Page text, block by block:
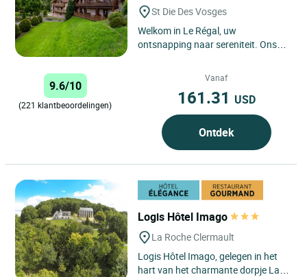
St Die Des Vosges
Welkom in Le Régal, uw
ontsnapping naar sereniteit. Ons
van de natuur, wordt omringd...
9.6/10
(221 klantbeoordelingen)
Vanaf
161.31 USD
Ontdek
Logis Hôtel Imago
La Roche Clermault
Logis Hôtel Imago, gelegen in het
hart van het charmante dorpje La